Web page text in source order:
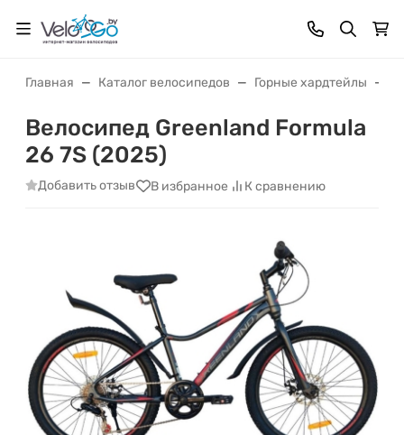
Главная Каталог велосипедов Горные хардтейлы
Велосипед Greenland Formula
26 7S (2025)
Добавить отзыв В избранное К сравнению